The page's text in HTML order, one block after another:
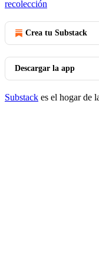
recolección
Crea tu Substack
Descargar la app
Substack es el hogar de